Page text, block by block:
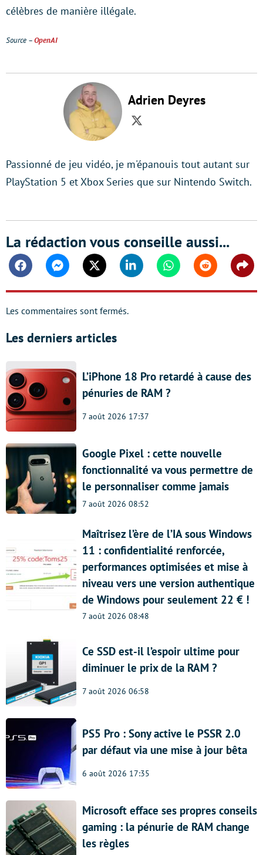
célèbres de manière illégale.
Source –OpenAI
Adrien Deyres
Twitter
Passionné de jeu vidéo, je m'épanouis tout autant sur
PlayStation 5 et Xbox Series que sur Nintendo Switch.
La rédaction vous conseille aussi...
FacebookMessengerTwitter Linkedin WhatsappReddit
Les commentaires sont fermés.
Les derniers articles
L’iPhone 18 Pro retardé à cause des
pénuries de RAM ?
7 août 2026 17:37
Google Pixel : cette nouvelle
fonctionnalité va vous permettre de
le personnaliser comme jamais
7 août 2026 08:52
Maîtrisez l’ère de l’IA sous Windows
11 : confidentialité renforcée,
performances optimisées et mise à
niveau vers une version authentique
de Windows pour seulement 22 € !
7 août 2026 08:48
Ce SSD est-il l’espoir ultime pour
diminuer le prix de la RAM ?
7 août 2026 06:58
PS5 Pro : Sony active le PSSR 2.0
par défaut via une mise à jour bêta
6 août 2026 17:35
Microsoft efface ses propres conseils
gaming : la pénurie de RAM change
les règles